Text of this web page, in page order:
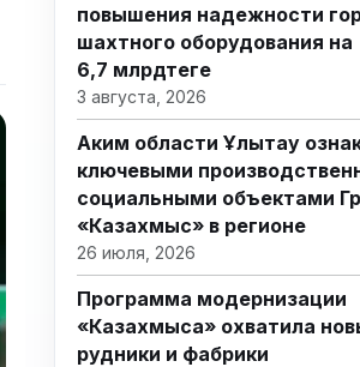
повышения надежности
шахтного оборудования на
6,7 млрдтеңге
3 августа, 2026
Аким области Ұлытау
ключевыми
социальными объектами
«Казахмыс» в регионе
26 июля, 2026
Программа модернизации
«Казахмыса» охватила
рудники и фабрики